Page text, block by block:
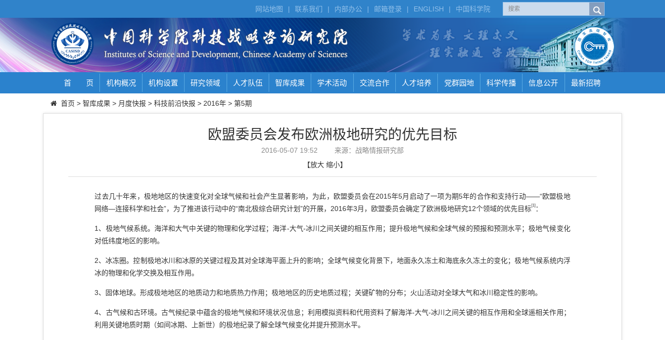
中国科学院
|
ENGLISH
|
邮箱登录
|
内部办公
|
联系我们
|
网站地图
首 页 机构概况 机构设置 研究领域 人才队伍 智库成果 学术活动 交流合作 人才培养 党群园地 科学传播 信息公开 最新招聘
首页 > 智库成果 > 月度快报 > 科技前沿快报 > 2016年 > 第5期
欧盟委员会发布欧洲极地研究的优先目标
2016-05-07 19:52
来源：战略情报研究部
【放大 缩小】
过去几十年来，极地地区的快速变化对全球气候和社会产生显著影响，为此，欧盟委员会在2015年5月启动了一项为期5年的合作和支持行动——“欧盟极地
网络—连接科学和社会”，为了推进该行动中的“南北极综合研究计划”的开展，2016年3月，欧盟委员会确定了欧洲极地研究12个领域的优先目标[1] ：
1、极地气候系统。海洋和大气中关键的物理和化学过程；海洋-大气-冰川之间关键的相互作用；提升极地气候和全球气候的预报和预测水平；极地气候变化
对低纬度地区的影响。
2、冰冻圈。控制极地冰川和冰原的关键过程及其对全球海平面上升的影响；全球气候变化背景下，地面永久冻土和海底永久冻土的变化；极地气候系统内浮
冰的物理和化学交换及相互作用。
3、固体地球。形成极地地区的地质动力和地质热力作用；极地地区的历史地质过程；关键矿物的分布；火山活动对全球大气和冰川稳定性的影响。
4、古气候和古环境。古气候纪录中蕴含的极地气候和环境状况信息；利用模拟资料和代用资料了解海洋-大气-冰川之间关键的相互作用和全球遥相关作用；
利用关键地质时期（如间冰期、上新世）的极地纪录了解全球气候变化并提升预测水平。